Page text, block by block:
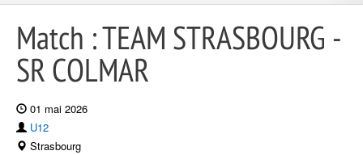
Match : TEAM STRASBOURG -
SR COLMAR
01 mai 2026
U12
Strasbourg